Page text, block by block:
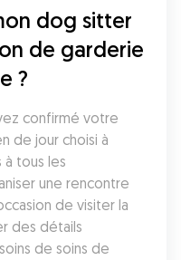
dog sitter
de garderie
?
confirmé votre
de jour choisi à
à tous les
une rencontre
de visiter la
des détails
de soins de